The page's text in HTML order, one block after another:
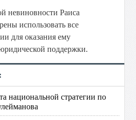
невиновности Раиса
использовать все
для оказания ему
поддержки.
национальной стратегии по